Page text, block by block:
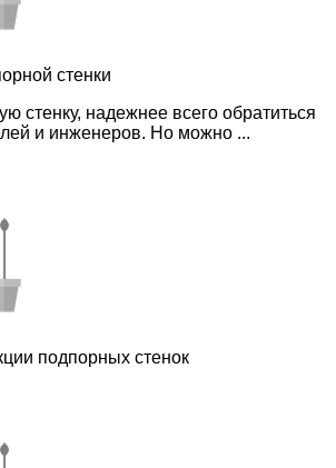
стенки
стенку, надежнее всего обратиться
и инженеров. Но можно ...
подпорных стенок